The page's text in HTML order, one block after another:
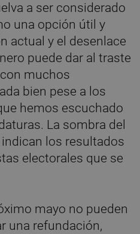
a ser considerado
una opción útil y
actual y el desenlace
puede dar al traste
muchos
bien pese a los
hemos escuchado
La sombra del
los resultados
electorales que se
mayo no pueden
una refundación,